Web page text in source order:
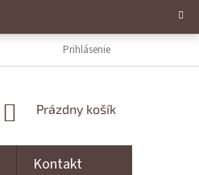
REZANIE LASEROM
Prihlásenie
NÁKUPNÝ KOŠÍK
Prázdny košík
Kontakt